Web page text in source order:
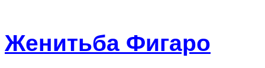
Женитьба Фигаро